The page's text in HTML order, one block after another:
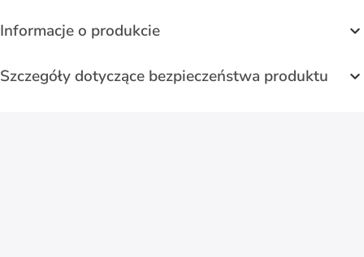
Informacje o produkcie
Szczegóły dotyczące bezpieczeństwa produktu